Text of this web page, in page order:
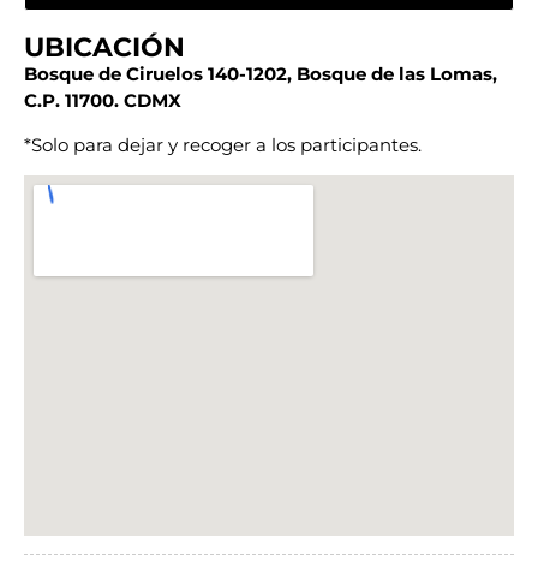
UBICACIÓN
Bosque de Ciruelos 140-1202, Bosque de las Lomas,
C.P. 11700. CDMX
*Solo para dejar y recoger a los participantes.